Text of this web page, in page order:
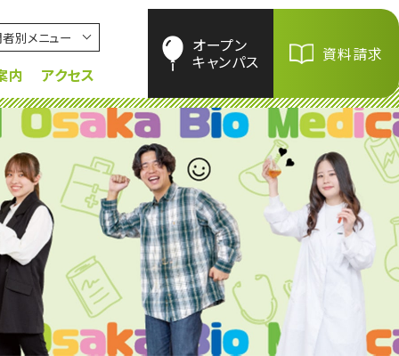
別メニュー
内 アクセス
オープン
キャンパス 資料請求